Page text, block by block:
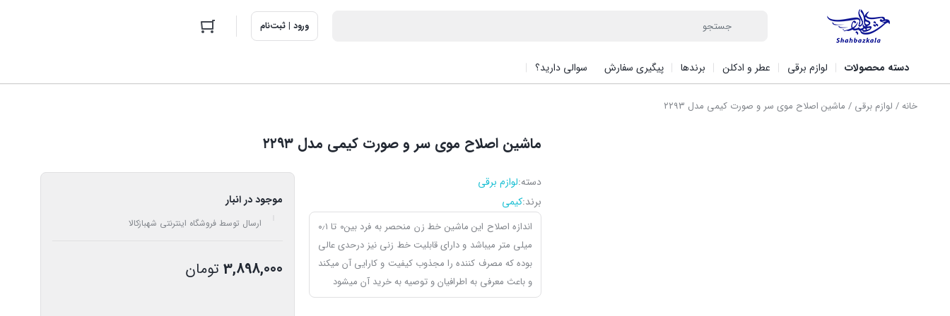
ورود | ثبت‌نام
دسته محصولات لوازم برقی عطر و ادکلن برندها پیگیری سفارش سوالی دارید؟
خانه/ لوازم برقی / ماشین اصلاح موی سر و صورت کیمی مدل ۲۲۹۳
ماشین اصلاح موی سر و صورت کیمی مدل ۲۲۹۳
دسته:لوازم برقی
برند:کیمی
اندازه اصلاح این ماشین خط زن منحصر به فرد بین۰ تا ۰٫۱
میلی متر میباشد و دارای قابلیت خط زنی نیز درحدی عالی
بوده که مصرف کننده را مجذوب کیفیت و کارایی آن میکند
و باعث معرفی به اطرافیان و توصیه به خرید آن میشود
موجود در انبار
ارسال توسط فروشگاه اینترنتی شهبازکالا
3,898,000 تومان